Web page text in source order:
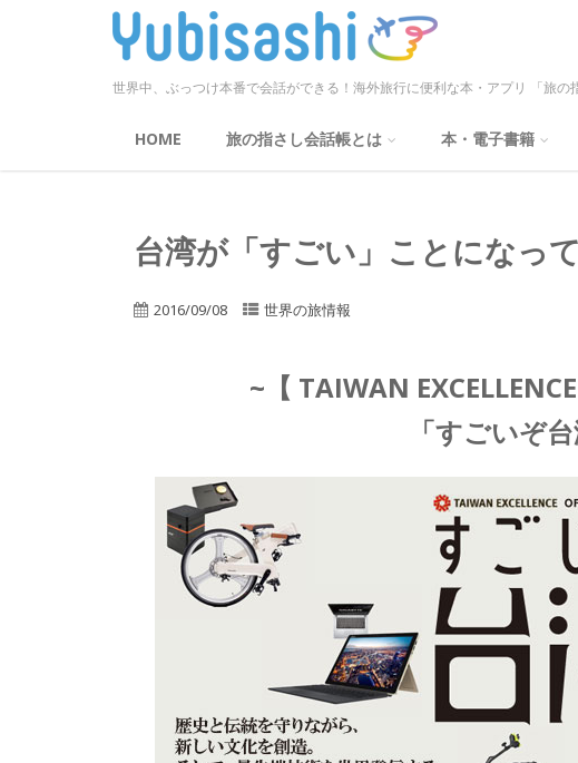
世界中、ぶっつけ本番で会話ができる！海外旅行に便利な本・アプリ 「旅の
HOME 旅の指さし会話帳とは 本・電子書籍
台湾が「すごい」ことになっ
2016/09/08 世界の旅情報
~【 TAIWAN
「すごいぞ